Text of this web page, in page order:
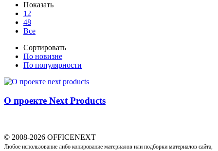
Показать
12
48
Все
Сортировать
По новизне
По популярности
О проекте Next Products
© 2008-2026 OFFICENEXT
Любое использование либо копирование материалов или подборки материалов сайта,